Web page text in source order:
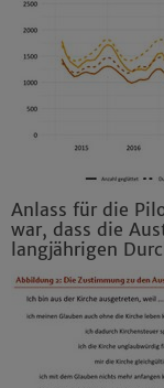
Anlass für die
war, dass die
langjährigen